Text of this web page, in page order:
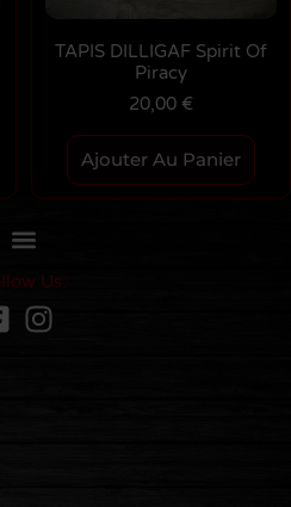
TAPIS DILLIGAF Spirit Of
Piracy
20,00 €
Ajouter Au Panier
Us: